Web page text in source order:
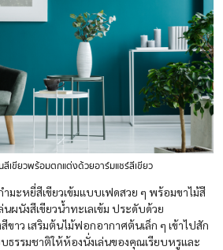
เขียวพร้อมตกแต่งด้วยอาร์มแชร์สีเขียว
มะหยี่สีเขียวเข้มแบบเฟดสวย ๆ พร้อมขาไม้สี
ผนังสีเขียวน้ำทะเลเข้ม ประดับด้วย
ขาว เสริมต้นไม้ฟอกอากาศต้นเล็ก ๆ เข้าไปสัก
ธรรมชาติให้ห้องนั่งเล่นของคุณเรียบหรูและ